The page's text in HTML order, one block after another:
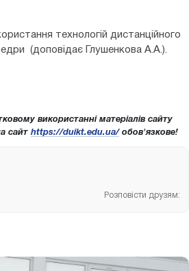
технологій дистанційного
(доповідає Глушенкова А.А.).
використанні матеріалів сайту
сайт https://duikt.edu.ua/обов'язкове!
Розповісти друзям: